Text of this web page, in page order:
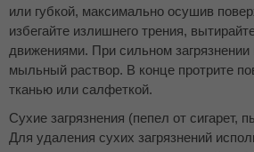
или губкой, максимально осушив
избегайте излишнего трения,
движениями. При сильном загрязнении
мыльный раствор. В конце протрите
тканью или салфеткой.
Сухие загрязнения (пепел от сигарет,
Для удаления сухих загрязнений